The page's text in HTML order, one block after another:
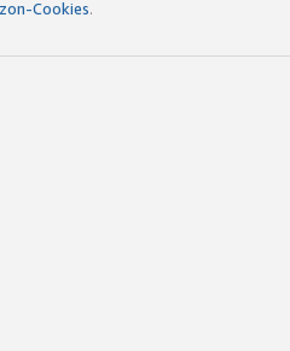
Cookies.